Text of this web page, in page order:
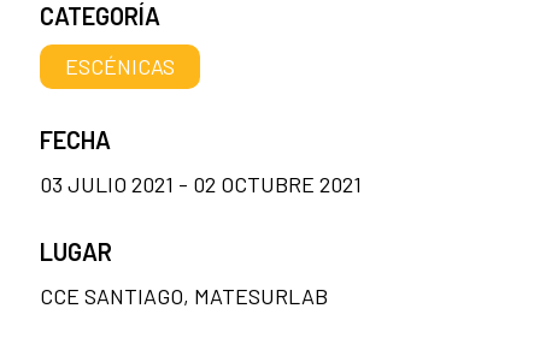
CATEGORÍA
ESCÉNICAS
FECHA
03 JULIO 2021 - 02 OCTUBRE 2021
LUGAR
CCE SANTIAGO, MATESURLAB